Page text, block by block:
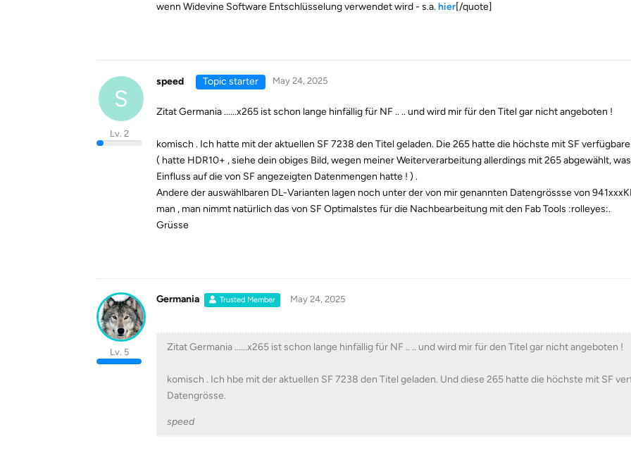
wenn Widevine Software Entschlüsselung verwendet wird - s.a.hier[/quote]
S
speed
Lv. 2
Topic starter May 24, 2025
Zitat Germania ......x265 ist schon lange hinfällig für NF .. .. und wird mir für den Titel gar nicht angeboten !
komisch . Ich hatte mit der aktuellen SF 7238 den Titel geladen. Die 265 hatte die höchste mit SF
( hatte HDR10+ , siehe dein obiges Bild, wegen meiner Weiterverarbeitung allerdings mit 265 abgewählt,
Einfluss auf die von SF angezeigten Datenmengen hatte ! ) .
Andere der auswählbaren DL-Varianten lagen noch unter der von mir genannten Datengrössse von
man , man nimmt natürlich das von SF Optimalstes für die Nachbearbeitung mit den Fab Tools :rolleyes:.
Grüsse
Germania Trusted Member
Lv. 5
May 24, 2025
Zitat Germania ......x265 ist schon lange hinfällig für NF .. .. und wird mir für den Titel gar nicht angeboten !
komisch . Ich hbe mit der aktuellen SF 7238 den Titel geladen. Und diese 265 hatte die höchste mit SF
Datengrösse.
speed